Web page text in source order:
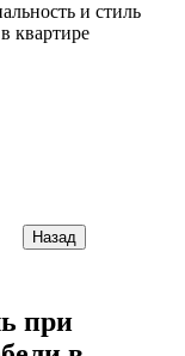
и стиль
квартире
Назад
при